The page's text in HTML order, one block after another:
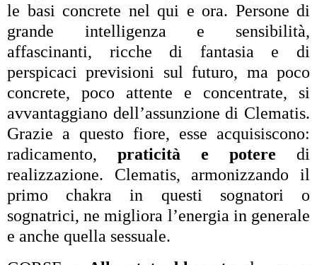
le basi concrete nel qui e ora. Persone di
grande intelligenza e sensibilità,
affascinanti, ricche di fantasia e di
perspicaci previsioni sul futuro, ma poco
concrete, poco attente e concentrate, si
avvantaggiano dell’assunzione di Clematis.
Grazie a questo fiore, esse acquisiscono:
radicamento, praticità e potere di
realizzazione. Clematis, armonizzando il
primo chakra in questi sognatori o
sognatrici, ne migliora l’energia in generale
e anche quella sessuale.